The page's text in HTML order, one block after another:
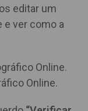
editar um
e ver como a
Online.